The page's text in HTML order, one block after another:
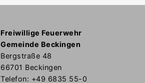
Freiwillige Feuerwehr
Gemeinde Beckingen
Bergstraße 48
66701 Beckingen
Telefon: +49 6835 55-0